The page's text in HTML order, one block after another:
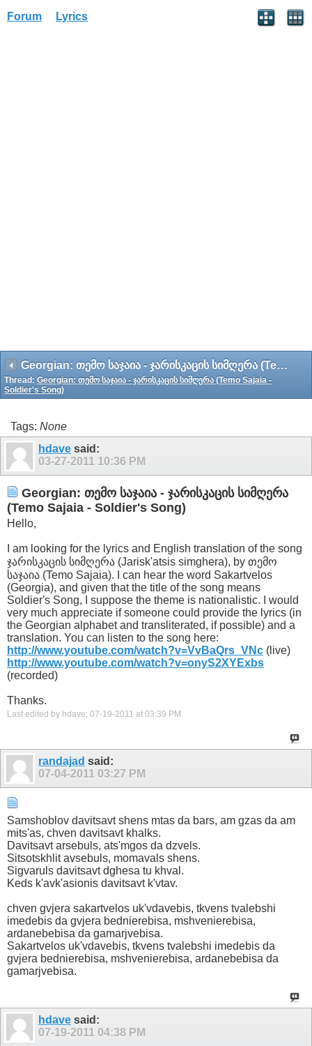
Forum Lyrics
Georgian: თემო საჯაია - ჯარისკაცის სიმღერა (Temo Sajaia - Soldier's Song)
Thread: Georgian: თემო საჯაია - ჯარისკაცის სიმღერა (Temo Sajaia -
Soldier's Song)
Tags: None
hdave said:
03-27-2011 10:36 PM
Georgian: თემო საჯაია - ჯარისკაცის სიმღერა
(Temo Sajaia - Soldier's Song)
Hello,
I am looking for the lyrics and English translation of the song
ჯარისკაცის სიმღერა (Jarisk'atsis simghera), by თემო
საჯაია (Temo Sajaia). I can hear the word Sakartvelos
(Georgia), and given that the title of the song means
Soldier's Song, I suppose the theme is nationalistic. I would
very much appreciate if someone could provide the lyrics (in
the Georgian alphabet and transliterated, if possible) and a
translation. You can listen to the song here:
http://www.youtube.com/watch?v=VvBaQrs_VNc (live)
http://www.youtube.com/watch?v=onyS2XYExbs
(recorded)
Thanks.
Last edited by hdave; 07-19-2011 at 03:39 PM .
randajad said:
07-04-2011 03:27 PM
Samshoblov davitsavt shens mtas da bars, am gzas da am
mits'as, chven davitsavt khalks.
Davitsavt arsebuls, ats'mgos da dzvels.
Sitsotskhlit avsebuls, momavals shens.
Sigvaruls davitsavt dghesa tu khval.
Keds k'avk'asionis davitsavt k'vtav.
chven gvjera sakartvelos uk'vdavebis, tkvens tvalebshi
imedebis da gvjera bednierebisa, mshvenierebisa,
ardanebebisa da gamarjvebisa.
Sakartvelos uk'vdavebis, tkvens tvalebshi imedebis da
gvjera bednierebisa, mshvenierebisa, ardanebebisa da
gamarjvebisa.
hdave said:
07-19-2011 04:38 PM